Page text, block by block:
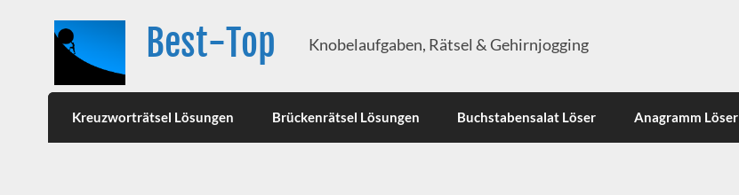
Best-Top Knobelaufgaben, Rätsel & Gehirnjogging
Kreuzworträtsel Lösungen Brückenrätsel Lösungen Buchstabensalat Löser Anagramm Löser